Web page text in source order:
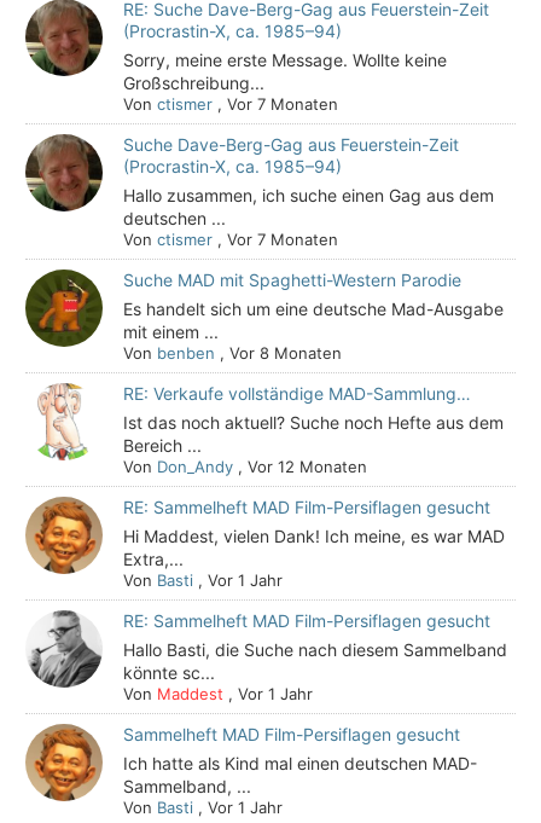
RE: Suche Dave-Berg-Gag aus Feuerstein-Zeit
(Procrastin-X, ca. 1985–94)
Sorry, meine erste Message. Wollte keine
Großschreibung...
Vonctismer ,Vor 7 Monaten
Suche Dave-Berg-Gag aus Feuerstein-Zeit
(Procrastin-X, ca. 1985–94)
Hallo zusammen, ich suche einen Gag aus dem
deutschen ...
Vonctismer ,Vor 7 Monaten
Suche MAD mit Spaghetti-Western Parodie
Es handelt sich um eine deutsche Mad-Ausgabe
mit einem ...
Von benben ,Vor 8 Monaten
RE: Verkaufe vollständige MAD-Sammlung…
Ist das noch aktuell? Suche noch Hefte aus dem
Bereich ...
Von Don_Andy ,Vor 12 Monaten
RE: Sammelheft MAD Film-Persiflagen gesucht
Hi Maddest, vielen Dank! Ich meine, es war MAD
Extra,...
Von Basti ,Vor 1 Jahr
RE: Sammelheft MAD Film-Persiflagen gesucht
Hallo Basti, die Suche nach diesem Sammelband
könnte sc...
Von Maddest ,Vor 1 Jahr
Sammelheft MAD Film-Persiflagen gesucht
Ich hatte als Kind mal einen deutschen MAD-
Sammelband, ...
Von Basti ,Vor 1 Jahr